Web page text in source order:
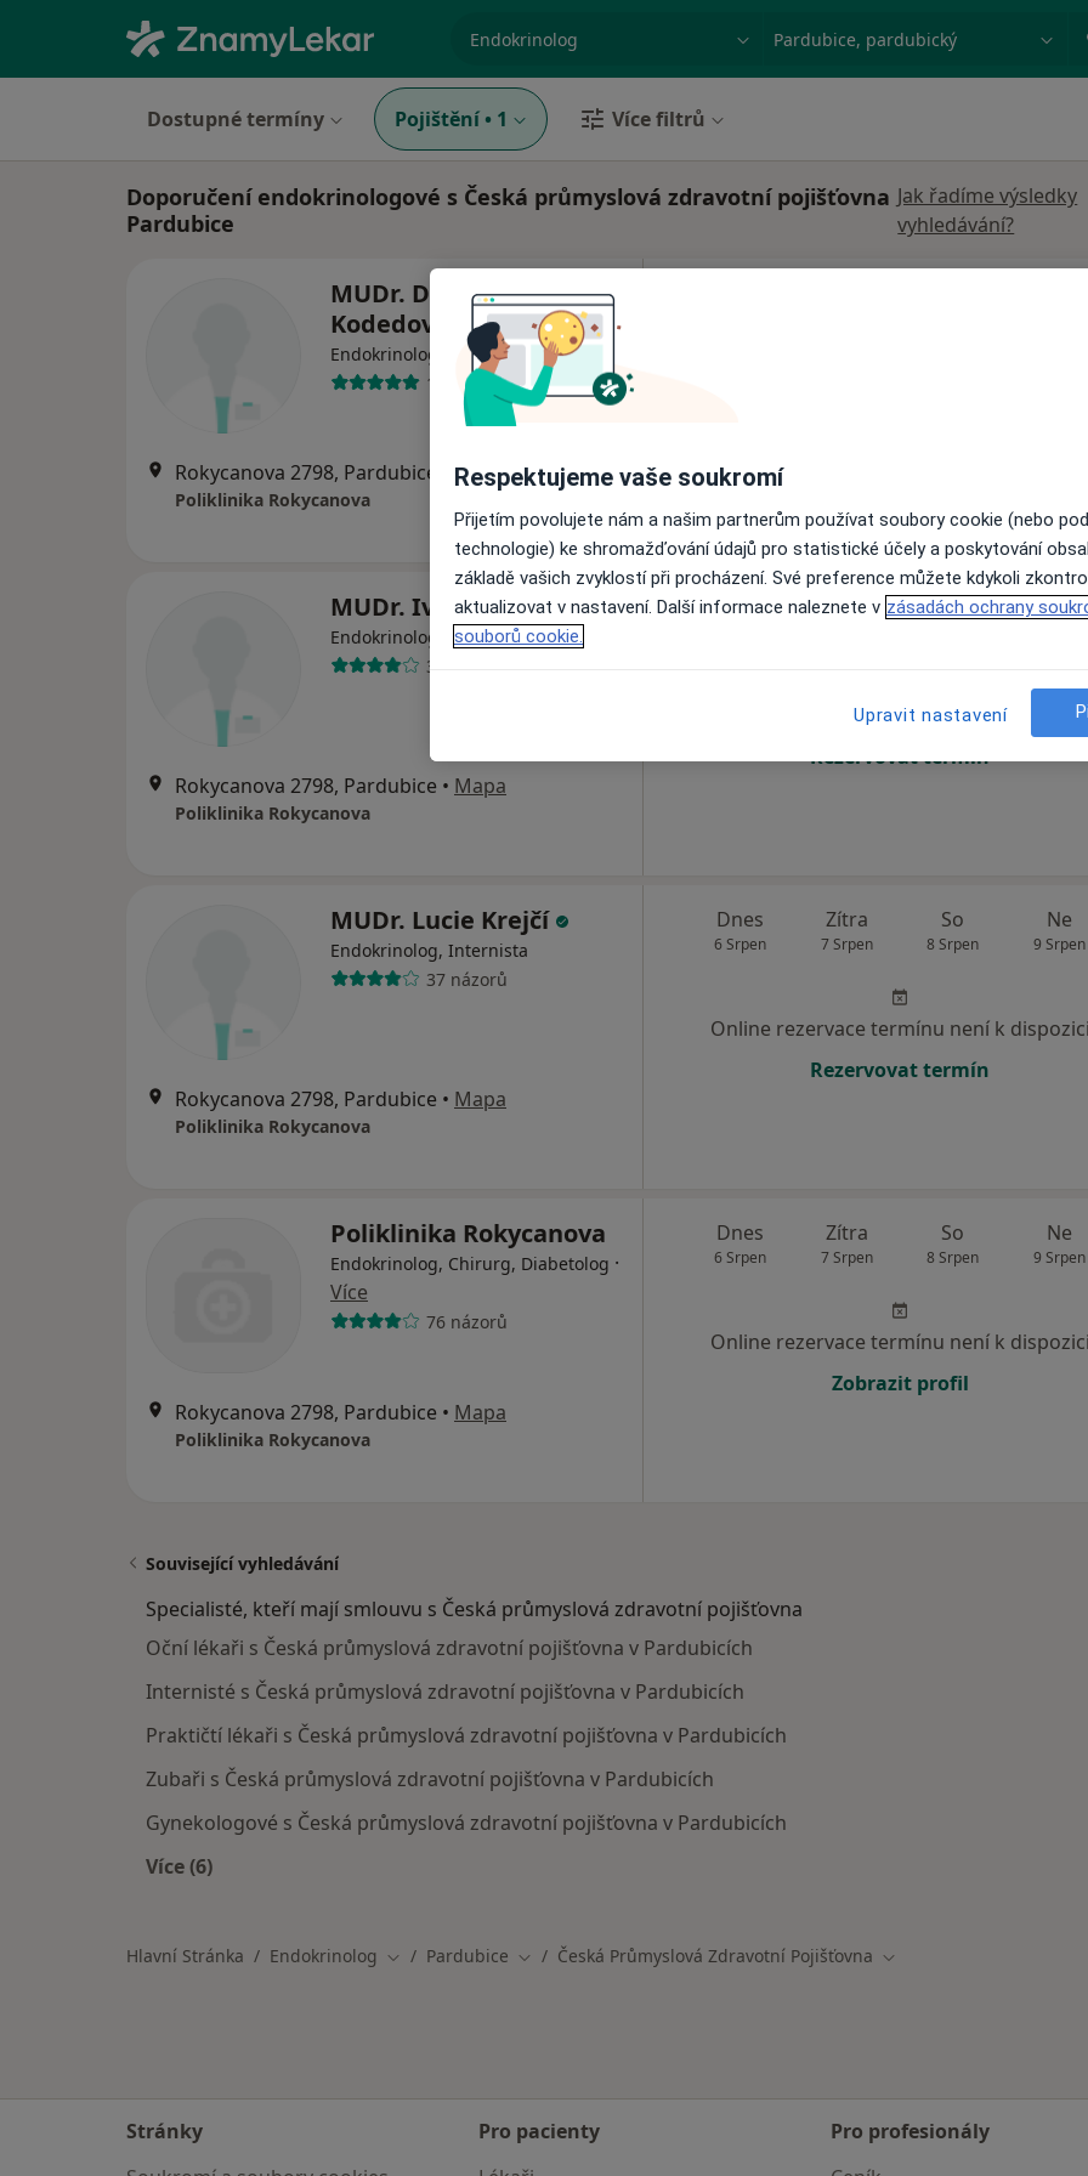
Dostupné termíny Pojištění • 1 Více filtrů
Doporučení endokrinologové s Česká průmyslová zdravotní pojišťovna
Pardubice
Jak řadíme výsledky
vyhledávání?
MUDr. Dagmar
Kodedová
Endokrinolog, Internista
18 názorů
Rokycanova 2798, Pardubice Mapa
Poliklinika Rokycanova
MUDr. Ivana Plášilová
Endokrinolog, Pediatr
30 názorů
Rokycanova 2798, Pardubice • Mapa
Poliklinika Rokycanova
Dnes Zítra So Ne
Online rezervace termínu není k
Rezervovat termín
MUDr. Lucie Krejčí
Endokrinolog, Internista
37 názorů
Rokycanova 2798, Pardubice • Mapa
Poliklinika Rokycanova
Dnes
6 Srpen
Zítra
7 Srpen
So
8 Srpen
Ne
9 Srpen
Online rezervace termínu není k dispozici
Rezervovat termín
Poliklinika Rokycanova
Endokrinolog, Chirurg, Diabetolog ·
Více
76 názorů
Rokycanova 2798, Pardubice • Mapa
Poliklinika Rokycanova
Dnes
6 Srpen
Zítra
7 Srpen
So
8 Srpen
Ne
9 Srpen
Online rezervace termínu není k dispozici
Zobrazit profil
Související vyhledávání
Specialisté, kteří mají smlouvu s Česká průmyslová zdravotní pojišťovna
Oční lékaři s Česká průmyslová zdravotní pojišťovna v Pardubicích
Internisté s Česká průmyslová zdravotní pojišťovna v Pardubicích
Praktičtí lékaři s Česká průmyslová zdravotní pojišťovna v Pardubicích
Zubaři s Česká průmyslová zdravotní pojišťovna v Pardubicích
Gynekologové s Česká průmyslová zdravotní pojišťovna v Pardubicích
Více (6)
Hlavní Stránka Endokrinolog Změna města
Pardubice Změna města
Česká Průmyslová Zdravotní Pojišťovna Změna města
Stránky
Pro pacienty
Pro profesionály
Respektujeme vaše soukromí
Přijetím povolujete nám a našim partnerům používat soubory cookie (nebo
technologie) ke shromažďování údajů pro statistické účely a poskytování
základě vašich zvyklostí při procházení. Své preference můžete kdykoli
aktualizovat v nastavení. Další informace naleznete v zásadách ochrany
souborů cookie.
Upravit nastavení